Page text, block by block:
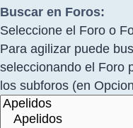
Buscar en Foros:
Seleccione el Foro o
Para agilizar puede
seleccionando el Foro
los subforos (en